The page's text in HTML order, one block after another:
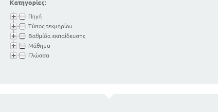
Κατηγορίες:
Πηγή
Τύπος τεκμηρίου
Βαθμίδα εκπαίδευσης
Μάθημα
Γλώσσα